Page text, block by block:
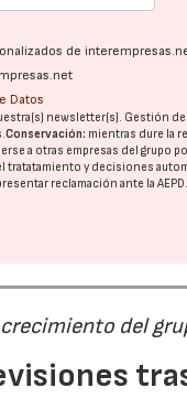
de
Datos
newsletter(s). Gestión
Conservación: mientras dure la
a otras empresas del grupo
y decisiones
reclamación ante laAEPD
del